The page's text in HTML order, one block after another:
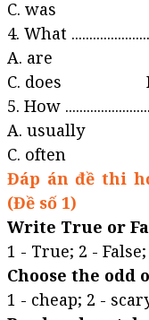
C. was
4. What
A. are B.
C. does D.
5. How
A. usually
C. often D.
Đáp án đề thi
(Đề số 1)
Write True or
1 - True; 2 -
Choose the odd
1 - cheap; 2 -